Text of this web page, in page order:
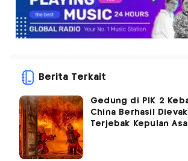
Berita Terkait
Gedung di PIK 2
China Berhasil
Terjebak Kepulan